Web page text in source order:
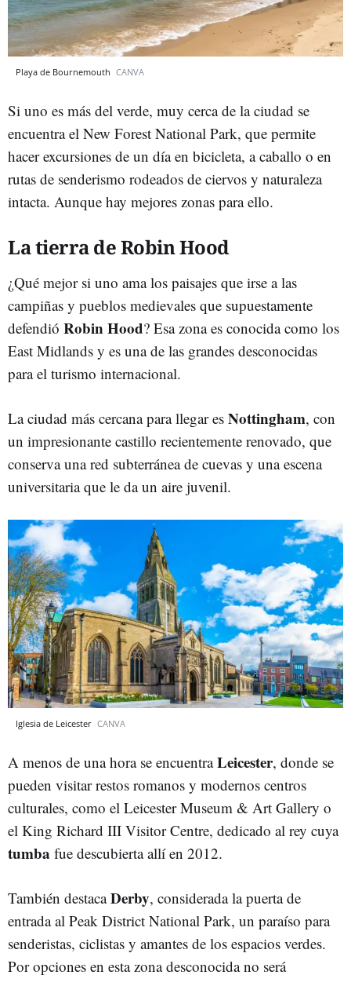
Playa de Bournemouth CANVA
Si uno es más del verde, muy cerca de la ciudad se
encuentra el New Forest National Park, que permite
hacer excursiones de un día en bicicleta, a caballo o en
rutas de senderismo rodeados de ciervos y naturaleza
intacta. Aunque hay mejores zonas para ello.
La tierra de Robin Hood
¿Qué mejor si uno ama los paisajes que irse a las
campiñas y pueblos medievales que supuestamente
defendió Robin Hood? Esa zona es conocida como los
East Midlands y es una de las grandes desconocidas
para el turismo internacional.
La ciudad más cercana para llegar es Nottingham, con
un impresionante castillo recientemente renovado, que
conserva una red subterránea de cuevas y una escena
universitaria que le da un aire juvenil.
Iglesia de Leicester CANVA
A menos de una hora se encuentraLeicester, donde se
pueden visitar restos romanos y modernos centros
culturales, como el Leicester Museum & Art Gallery o
el King Richard III Visitor Centre, dedicado al rey cuya
tumba fue descubierta allí en 2012.
También destacaDerby, considerada la puerta de
entrada al Peak District National Park, un paraíso para
senderistas, ciclistas y amantes de los espacios verdes.
Por opciones en esta zona desconocida no será